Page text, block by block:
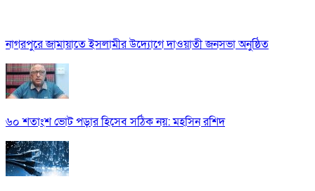
নাগরপুরে জামায়াতে ইসলামীর উদ্যোগে দাওয়াতী জনসভা অনুষ্ঠিত
৬০ শতাংশ ভোট পড়ার হিসেব সঠিক নয়: মহসিন রশিদ